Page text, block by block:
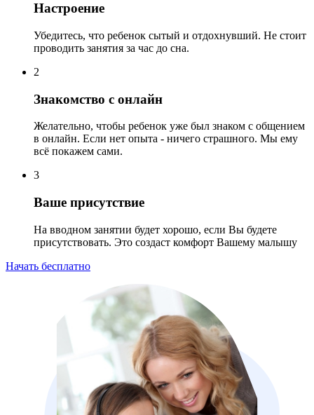
Настроение
Убедитесь, что ребенок сытый и отдохнувший. Не стоит
проводить занятия за час до сна.
2
Знакомство с онлайн
Желательно, чтобы ребенок уже был знаком с общением
в онлайн. Если нет опыта - ничего страшного. Мы ему
всё покажем сами.
3
Ваше присутствие
На вводном занятии будет хорошо, если Вы будете
присутствовать. Это создаст комфорт Вашему малышу
Начать бесплатно